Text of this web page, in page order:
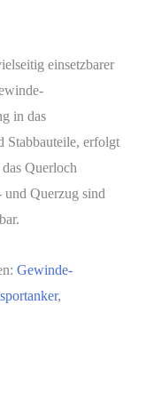
einsetzbarer
in das
Stabbauteile, erfolgt
Querloch
Querzug sind
Gewinde-
,